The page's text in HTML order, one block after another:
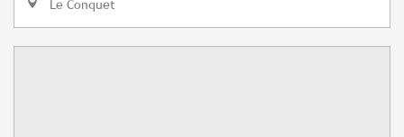
Le Conquet